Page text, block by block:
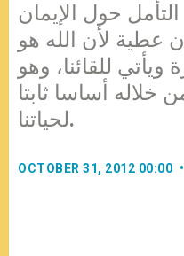
حول الإيمان
عطية لأن الله هو
ويأتي للقائنا، وهو
خلاله أساسا ثابتا
لحياتنا.
OCTOBER 31, 2012 00:00